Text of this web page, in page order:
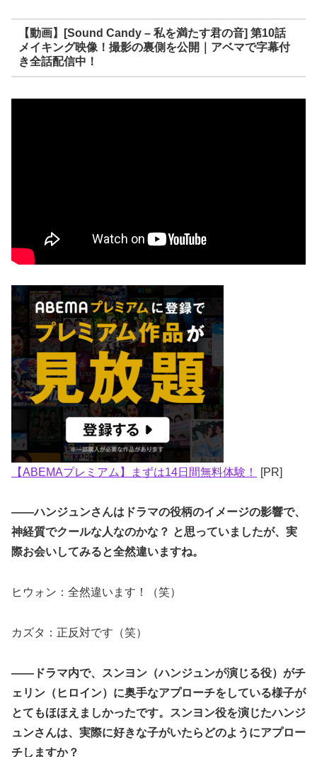
【動画】[Sound Candy – 私を満たす君の音] 第10話
メイキング映像！撮影の裏側を公開｜アベマで字幕付
き全話配信中！
【ABEMAプレミアム】まずは14日間無料体験！ [PR]
――ハンジュンさんはドラマの役柄のイメージの影響で、
神経質でクールな人なのかな？ と思っていましたが、実
際お会いしてみると全然違いますね。
ヒウォン：全然違います！（笑）
カズタ：正反対です（笑）
――ドラマ内で、スンヨン（ハンジュンが演じる役）がチ
ェリン（ヒロイン）に奥手なアプローチをしている様子が
とてもほほえましかったです。スンヨン役を演じたハンジ
ュンさんは、実際に好きな子がいたらどのようにアプロー
チしますか？